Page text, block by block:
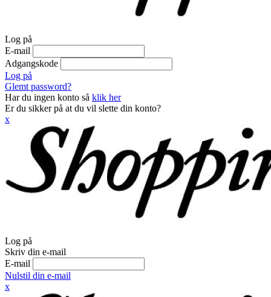
Log på
E-mail
Adgangskode
Log på
Glemt password?
Har du ingen konto så klik her
Er du sikker på at du vil slette din konto?
x
Log på
Skriv din e-mail
E-mail
Nulstil din e-mail
x